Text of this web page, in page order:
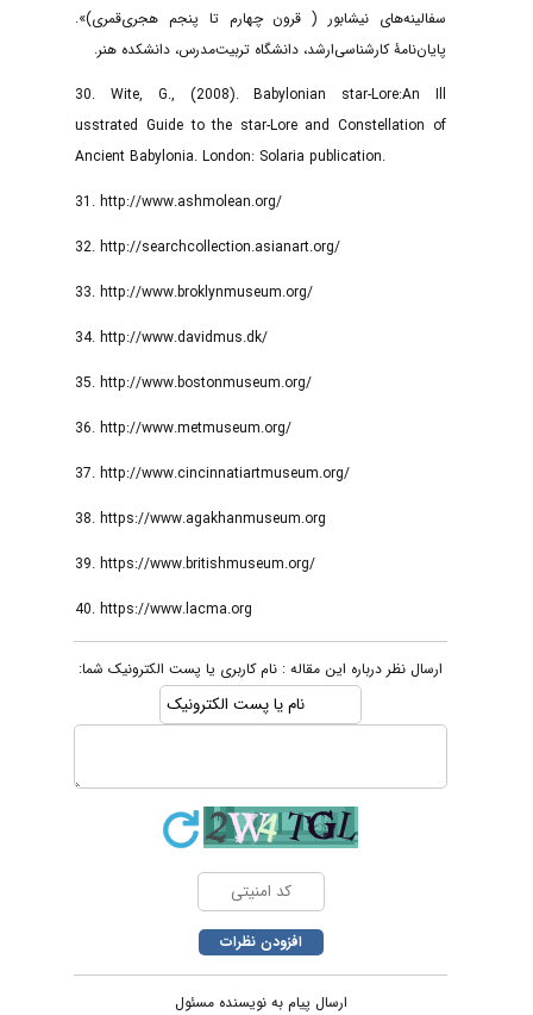
سفالینه‌های نیشابور ( قرون چهارم تا پنجم هجری‌قمری)».
پایان‌نامۀ کارشناسی‌ارشد، دانشگاه تربیت‌مدرس، دانشکده هنر.
30. Wite, G., (2008). Babylonian star-Lore:An Ill
usstrated Guide to the star-Lore and Constellation of
Ancient Babylonia. London: Solaria publication.
31. http://www.ashmolean.org/
32. http://searchcollection.asianart.org/
33. http://www.broklynmuseum.org/
34. http://www.davidmus.dk/
35. http://www.bostonmuseum.org/
36. http://www.metmuseum.org/
37. http://www.cincinnatiartmuseum.org/
38. https://www.agakhanmuseum.org
39. https://www.britishmuseum.org/
40. https://www.lacma.org
ارسال نظر درباره این مقاله : نام کاربری یا پست الکترونیک شما:
ارسال پیام به نویسنده مسئول